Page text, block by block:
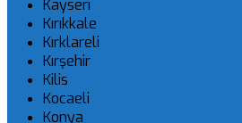
Kayseri
Kırıkkale
Kırklareli
Kırşehir
Kilis
Kocaeli
Konya